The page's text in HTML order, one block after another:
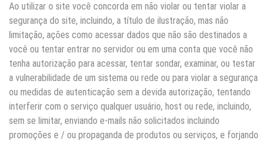
Ao utilizar o site você concorda em não violar ou tentar violar a
segurança do site, incluindo, a título de ilustração, mas não
limitação, ações como acessar dados que não são destinados a
você ou tentar entrar no servidor ou em uma conta que você não
tenha autorização para acessar, tentar sondar, examinar, ou testar
a vulnerabilidade de um sistema ou rede ou para violar a segurança
ou medidas de autenticação sem a devida autorização, tentando
interferir com o serviço qualquer usuário, host ou rede, incluindo,
sem se limitar, enviando e-mails não solicitados incluindo
promoções e / ou propaganda de produtos ou serviços, e forjando